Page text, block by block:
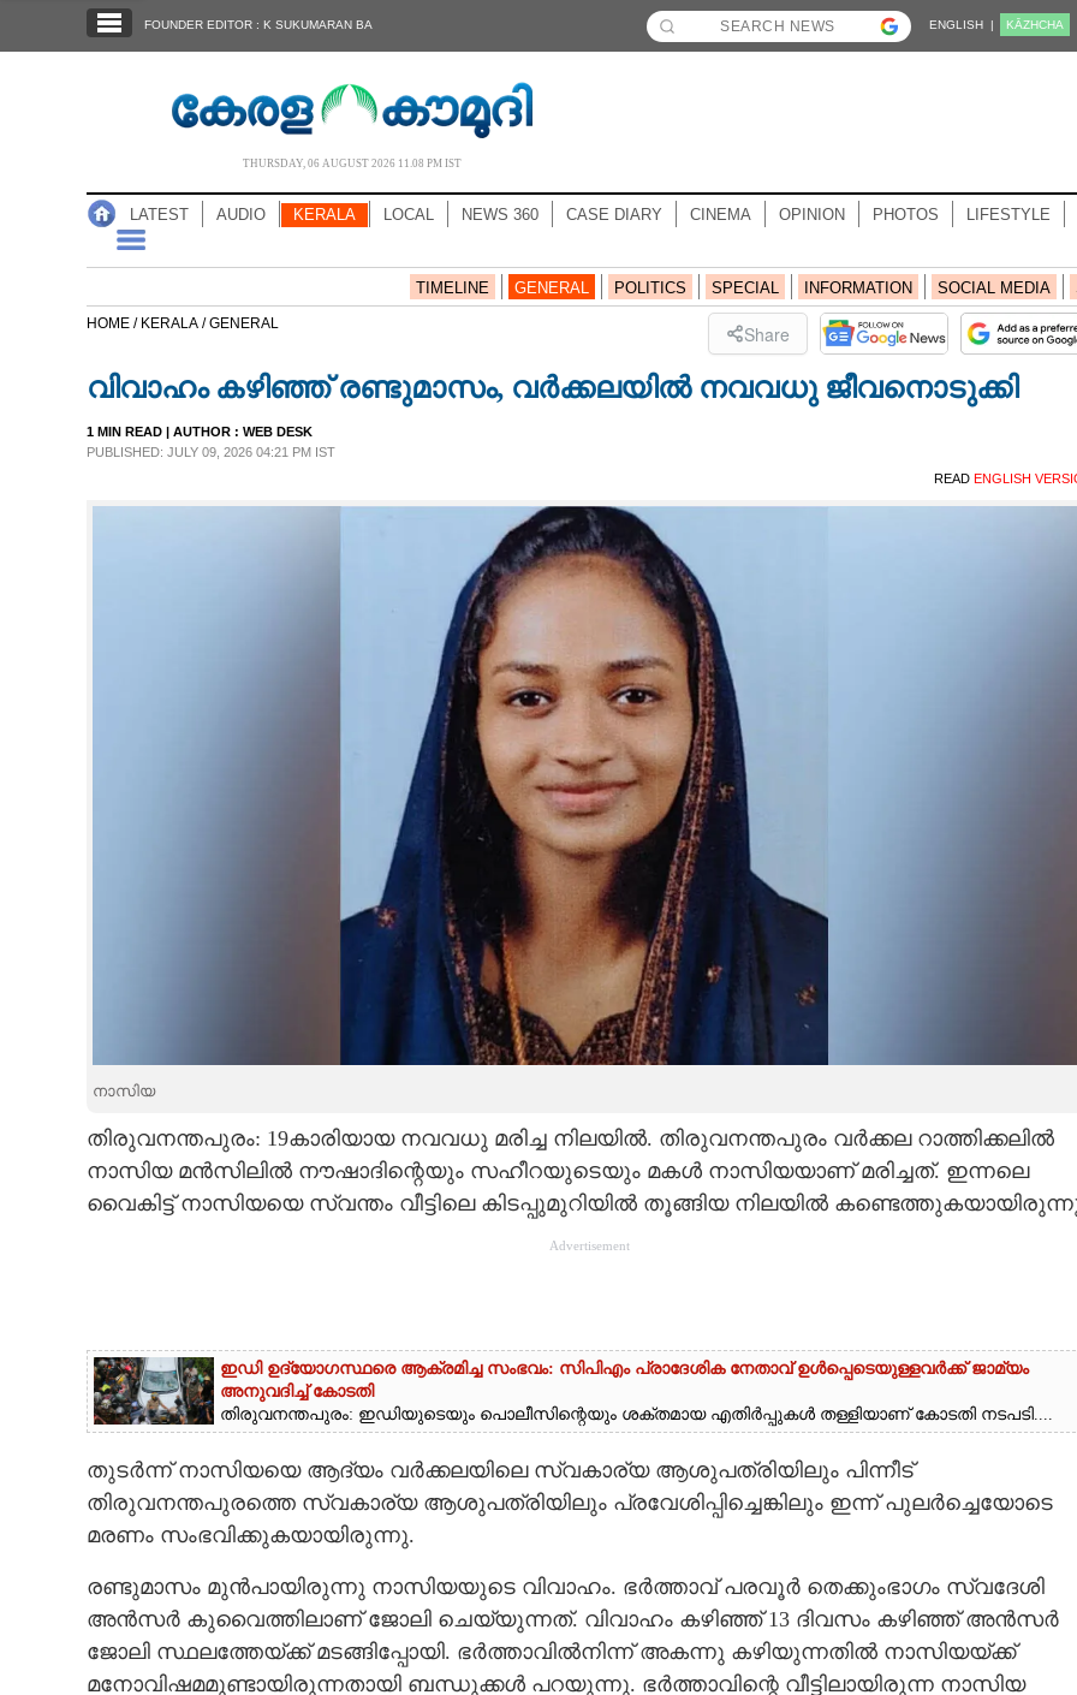
NOTIFIED NEWS
FOUNDER EDITOR : K SUKUMARAN BA ENGLISH | KĀZHCHA
THURSDAY, 06 AUGUST 2026 11.08 PM IST
LATEST AUDIO KERALA LOCAL NEWS 360 CASE DIARY CINEMA OPINION PHOTOS LIFESTYLE
TIMELINE GENERAL POLITICS SPECIAL INFORMATION SOCIAL MEDIA
HOME / KERALA /GENERAL Share
വിവാഹം കഴിഞ്ഞ് രണ്ടുമാസം, വർക്കലയിൽ നവവധു ജീവനൊടുക്കി
1 MIN READ | AUTHOR : WEB DESK
PUBLISHED: JULY 09, 2026 04:21 PM IST
READ ENGLISH
നാസിയ
തിരുവനന്തപുരം: 19കാരിയായ നവവധു മരിച്ച നിലയിൽ. തിരുവനന്തപുരം വർക്കല റാത്തിക്കലിൽ
നാസിയ മൻസിലിൽ നൗഷാദിന്റെയും സഹീറയുടെയും മകൾ നാസിയയാണ് മരിച്ചത്. ഇന്നലെ
വൈകിട്ട് നാസിയയെ സ്വന്തം വീട്ടിലെ കിടപ്പുമുറിയിൽ തൂങ്ങിയ നിലയിൽ
Advertisement
ഇഡി ഉദ്യോഗസ്ഥരെ ആക്രമിച്ച സംഭവം: സിപിഎം പ്രാദേശിക നേതാവ് ഉൾപ്പെടെയുള്ളവർക്ക് ജാമ്യം
അനുവദിച്ച് കോടതി
തിരുവനന്തപുരം: ഇഡിയുടെയും പൊലീസിന്റെയും ശക്തമായ എതിർപ്പുകൾ തള്ളിയാണ് കോടതി നടപടി....
തുടർന്ന് നാസിയയെ ആദ്യം വർക്കലയിലെ സ്വകാര്യ ആശുപത്രിയിലും പിന്നീട്
തിരുവനന്തപുരത്തെ സ്വകാര്യ ആശുപത്രിയിലും പ്രവേശിപ്പിച്ചെങ്കിലും ഇന്ന് പുലർച്ചെയോടെ
മരണം സംഭവിക്കുകയായിരുന്നു.
രണ്ടുമാസം മുൻപായിരുന്നു നാസിയയുടെ വിവാഹം. ഭർത്താവ് പരവൂർ തെക്കുംഭാഗം സ്വദേശി
അൻസർ കുവൈത്തിലാണ് ജോലി ചെയ്യുന്നത്. വിവാഹം കഴിഞ്ഞ് 13 ദിവസം കഴിഞ്ഞ് അൻസർ
ജോലി സ്ഥലത്തേയ്ക്ക് മടങ്ങിപ്പോയി. ഭർത്താവിൽനിന്ന് അകന്നു കഴിയുന്നതിൽ നാസിയയ്ക്ക്
മനോവിഷമമുണ്ടായിരുന്നതായി ബന്ധുക്കൾ പറയുന്നു. ഭർത്താവിന്റെ വീട്ടിലായിരുന്ന നാസിയ